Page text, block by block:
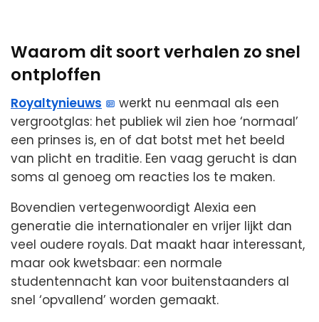
Waarom dit soort verhalen zo snel
ontploffen
Royaltynieuws
werkt nu eenmaal als een
vergrootglas: het publiek wil zien hoe ‘normaal’
een prinses is, en of dat botst met het beeld
van plicht en traditie. Een vaag gerucht is dan
soms al genoeg om reacties los te maken.
Bovendien vertegenwoordigt Alexia een
generatie die internationaler en vrijer lijkt dan
veel oudere royals. Dat maakt haar interessant,
maar ook kwetsbaar: een normale
studentennacht kan voor buitenstaanders al
snel ‘opvallend’ worden gemaakt.